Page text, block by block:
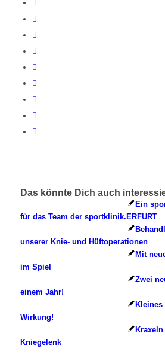
Das könnte Dich auch
Ein
für das Team der sportklinik.ERFURT
unserer Knie- und Hüftoperationen
Mit
im Spiel
Zwei
einem Jahr!
Wirkung!
Kniegelenk